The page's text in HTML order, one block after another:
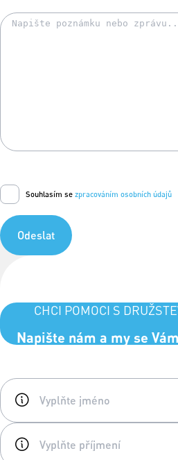
Souhlasím se zpracováním osobních údajů
Odeslat
CHCI POMOCI S
Napište nám a my se